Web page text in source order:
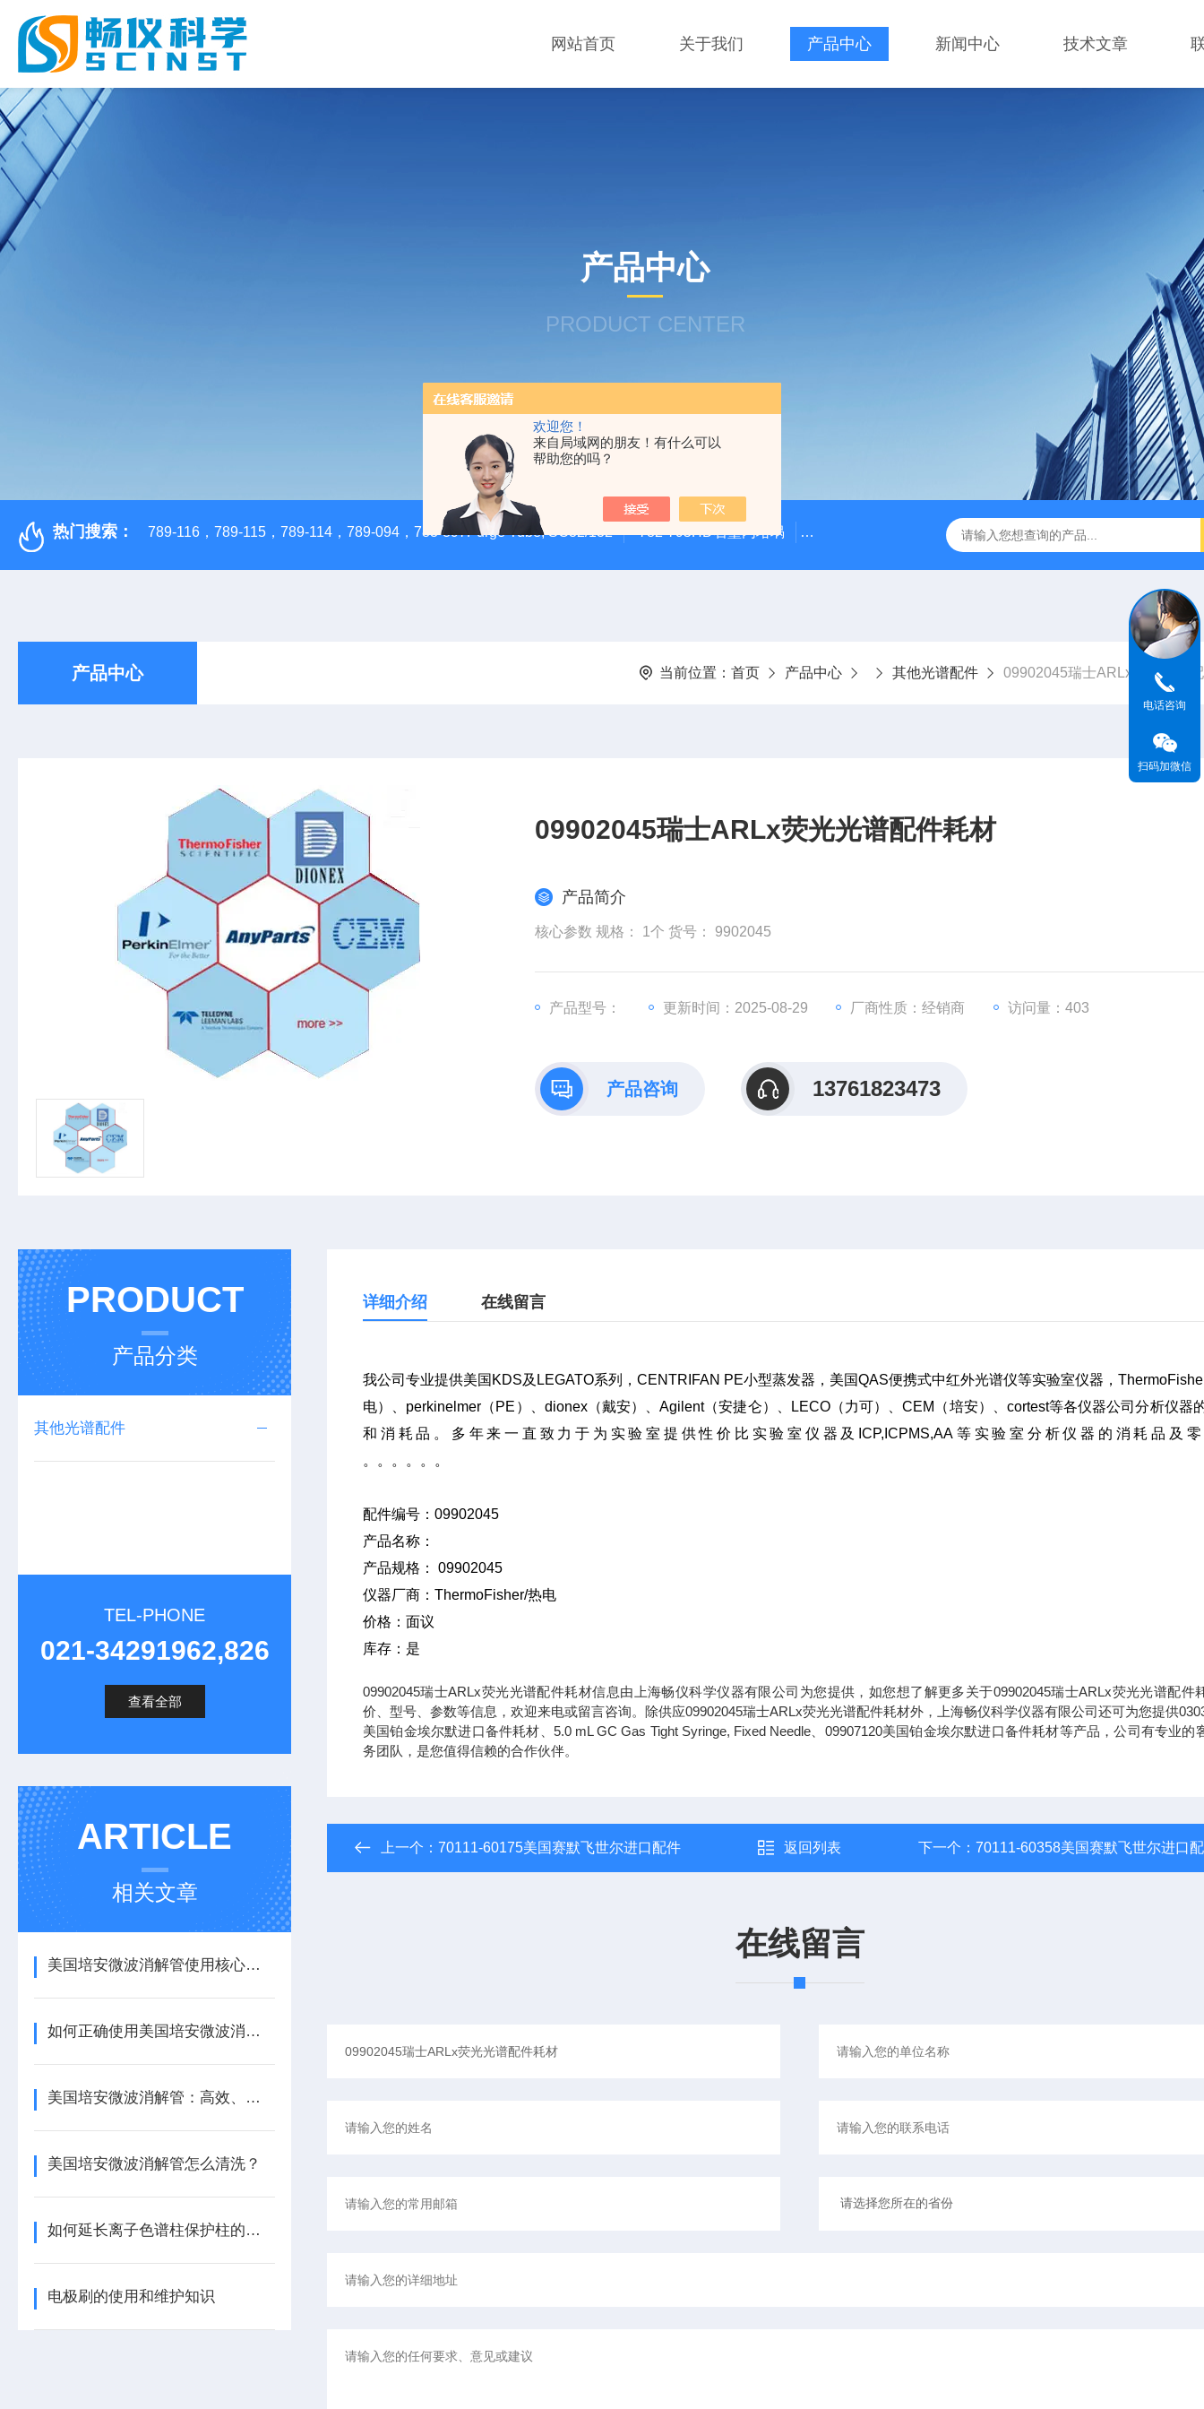
欢迎您！
来自局域网的朋友！有什么可以
帮助您的吗？
网站首页 关于我们 产品中心 新闻中心 技术文章
产品中心
PRODUCT CENTER
热门搜索： 789-116，789-115，789-114，789-094，783-897Purge Tube, SC32/132 782-795HD石墨内坩埚 A028610A028610 FILTER REPLAN AM11-1 viledon P15/
产品中心 当前位置： 首页 产品中心 其他光谱配件 09902045瑞士ARLx荧光光谱
09902045瑞士ARLx荧光光谱配件耗材
产品简介
核心参数 规格： 1个 货号： 9902045
产品型号： 更新时间：2025-08-29 厂商性质：经销商 访问量：403
产品咨询 13761823473
PRODUCT
产品分类
其他光谱配件
TEL-PHONE
021-34291962,826
查看全部
ARTICLE
相关文章
美国培安微波消解管使用核心注意事项
如何正确使用美国培安微波消解管进行样品消解？
美国培安微波消解管：高效、安全且环保的样品前处理解决方案
美国培安微波消解管怎么清洗？
如何延长离子色谱柱保护柱的使用寿命
电极刷的使用和维护知识
详细介绍 在线留言
我公司专业提供美国KDS及LEGATO系列，CENTRIFAN PE小型蒸发器，美国QAS便携式中红外光谱仪等实验室仪器，
电）、perkinelmer（PE）、dionex（戴安）、Agilent（安捷仑）、LECO（力可）、CEM（培安）、cortest等各仪器公司分析仪器
和消耗品。多年来一直致力于为实验室提供性价比实验室仪器及ICP,ICPMS,AA等实验室分析仪器的消耗品及
。。。。。。
配件编号： 09902045
产品名称：
产品规格：
09902045
仪器厂商： ThermoFisher/热电
价格：面议
库存：是
09902045瑞士ARLx荧光光谱配件耗材信息由上海畅仪科学仪器有限公司为您提供，如您想了解更多关于09902045瑞士ARLx荧光光谱配件
价、型号、参数等信息，欢迎来电或留言咨询。除供应09902045瑞士ARLx荧光光谱配件耗材外，上海畅仪科学仪器有限公司还可为您提供
美国铂金埃尔默进口备件耗材、5.0 mL GC Gas Tight Syringe, Fixed Needle、09907120美国铂金埃尔默进口备件耗材等产品，公司有专业的
务团队，是您值得信赖的合作伙伴。
上一个： 70111-60175美国赛默飞世尔进口配件 返回列表 下一个： 70111-60358美国赛默飞世尔进口
在线留言
电话咨询
扫码加微信